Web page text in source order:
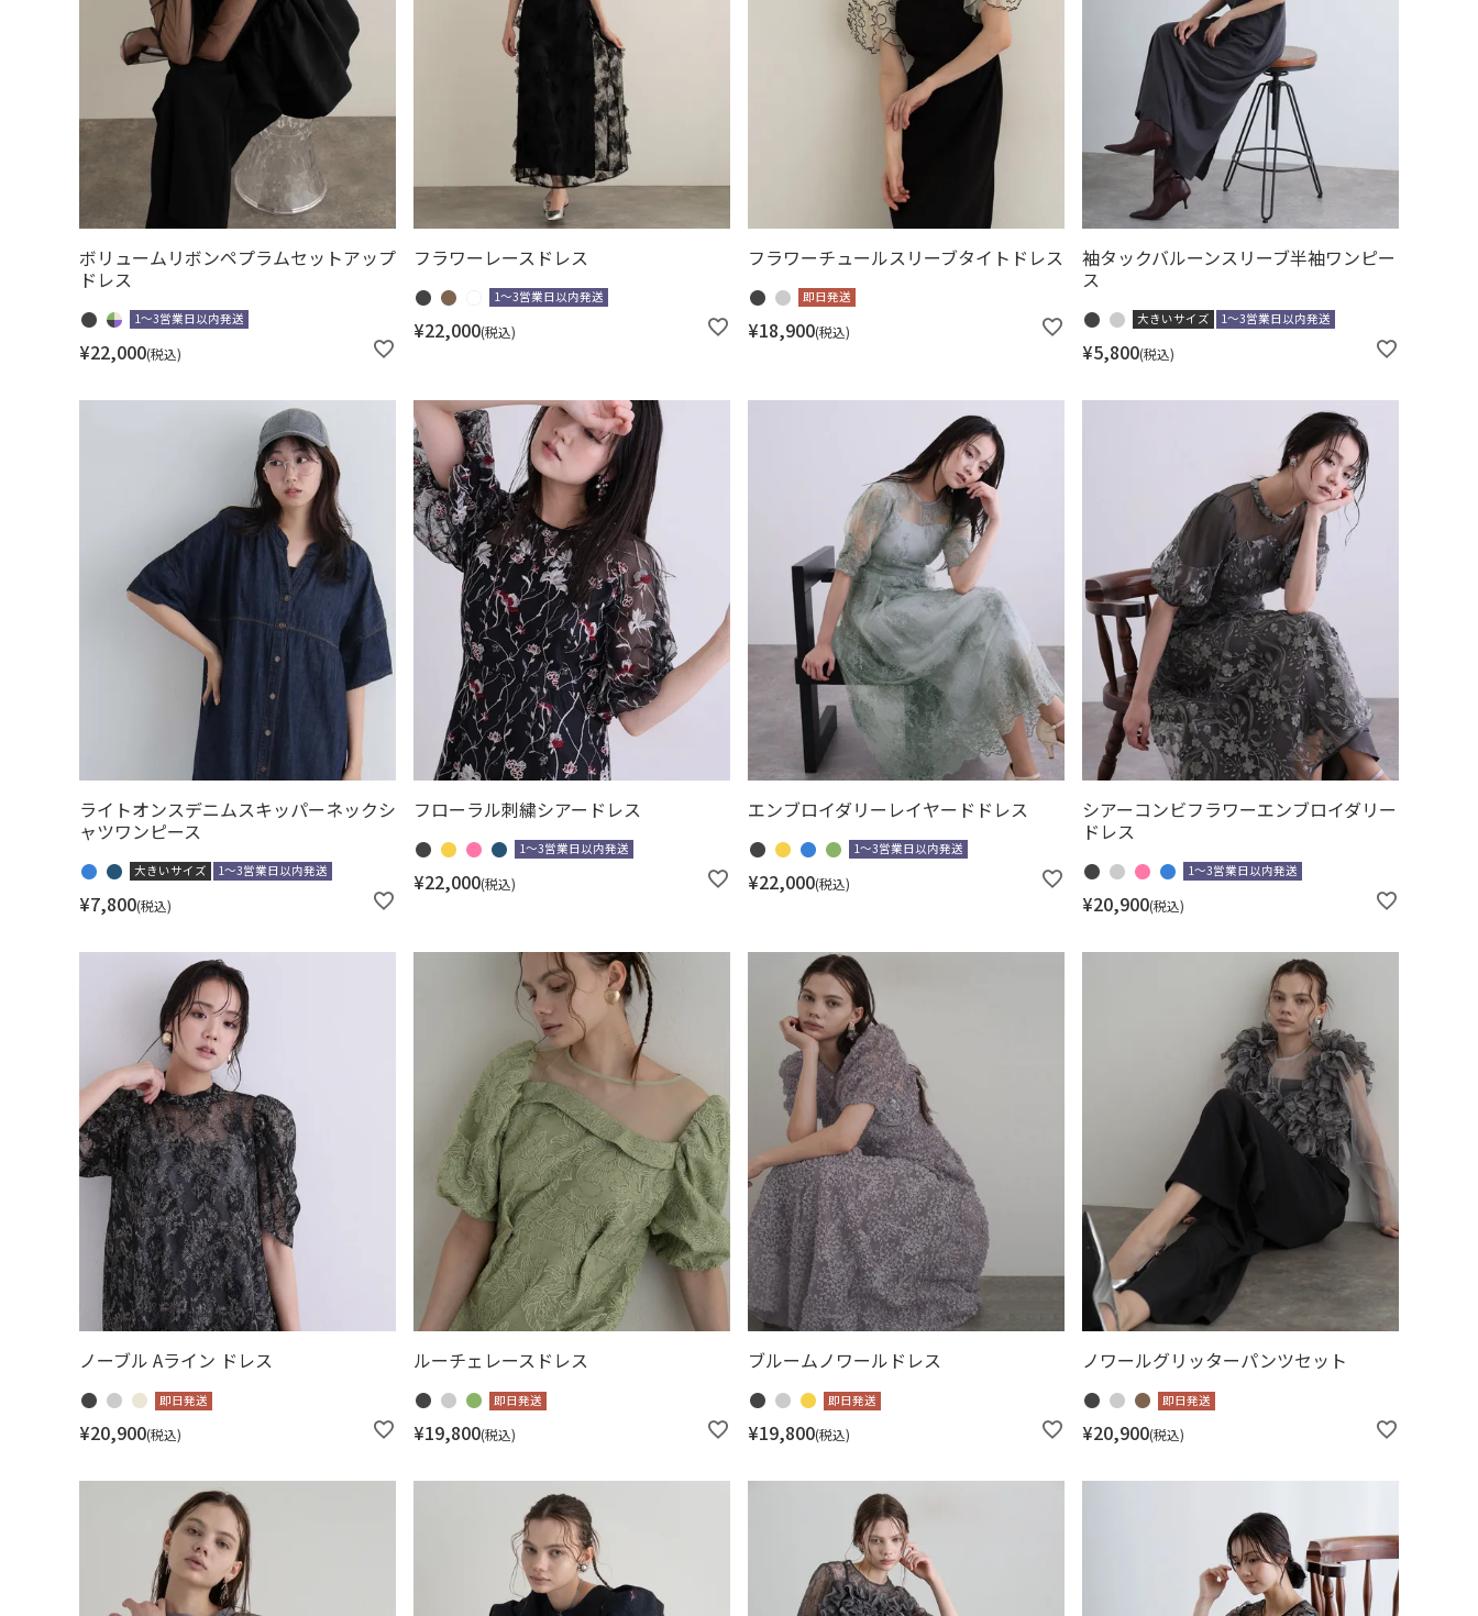
ボリュームリボンペプラムセットアップ
ドレス
1～3営業日以内発送
¥22,000 税込
フラワーレースドレス
1～3営業日以内発送
¥22,000 税込
フラワーチュールスリーブタイトドレス
即日発送
¥18,900 税込
袖タックバルーンスリーブ半袖ワンピー
ス
大きいサイズ 1～3営業日以内発送
¥5,800 税込
ライトオンスデニムスキッパーネックシ
ャツワンピース
大きいサイズ 1～3営業日以内発送
¥7,800 税込
フローラル刺繍シアードレス
1～3営業日以内発送
¥22,000 税込
エンブロイダリーレイヤードドレス
1～3営業日以内発送
¥22,000 税込
シアーコンビフラワーエンブロイダリー
ドレス
1～3営業日以内発送
¥20,900 税込
ノーブル Aライン ドレス
即日発送
¥20,900 税込
ルーチェレースドレス
即日発送
¥19,800 税込
ブルームノワールドレス
即日発送
¥19,800 税込
ノワールグリッターパンツセット
即日発送
¥20,900 税込